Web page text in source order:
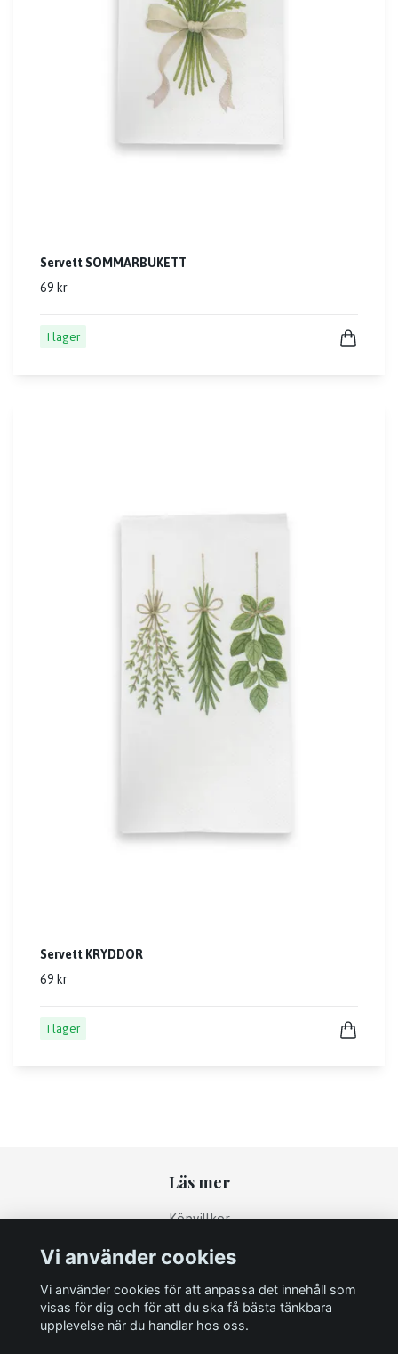
Servett SOMMARBUKETT
69 kr
I lager
Servett KRYDDOR
69 kr
I lager
Läs mer
Köpvillkor
Sociala medier
Vi använder cookies
Vi använder cookies för att anpassa det innehåll som
visas för dig och för att du ska få bästa tänkbara
upplevelse när du handlar hos oss.